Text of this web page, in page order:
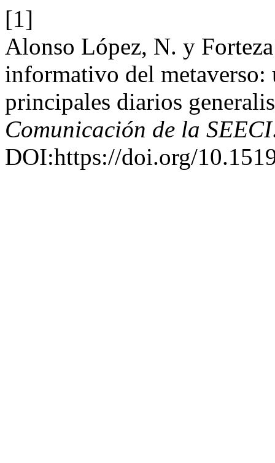
[1]
Alonso López, N. y
informativo del metaverso:
principales diarios
Comunicación de la SEECI
DOI:https://doi.org/